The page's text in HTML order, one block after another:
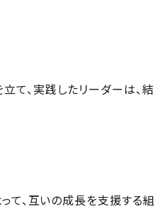
て、実践したリーダーは、結
て、互いの成長を支援する組